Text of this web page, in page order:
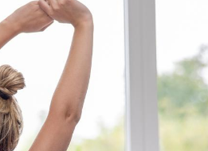
manger moins
pourrait
être bénéfique